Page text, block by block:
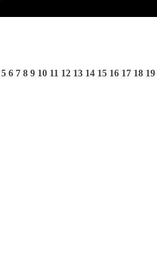
5 6 7 8 9 10 11 12 13 14 15 16 17 18 19